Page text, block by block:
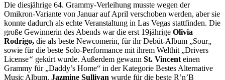
Die diesjährige 64. Grammy-Verleihung musste wegen der
Omikron-Variante von Januar auf April verschoben werden, aber sie
konnte dadurch als echte Veranstaltung in Las Vegas stattfinden. Die
große Gewinnerin des Abends war die erst 19jährige Olivia
Rodrigo, die als beste Newcomerin, für ihr Debüt-Album „Sour„
sowie für die beste Solo-Performance mit ihrem Welthit „Drivers
License“ gekürt wurde. Außerdem gewann St. Vincent einen
Grammy für „Daddy’s Home“ in der Kategorie Bestes Alternative
Music Album. Jazmine Sullivan wurde für die beste R’n’B